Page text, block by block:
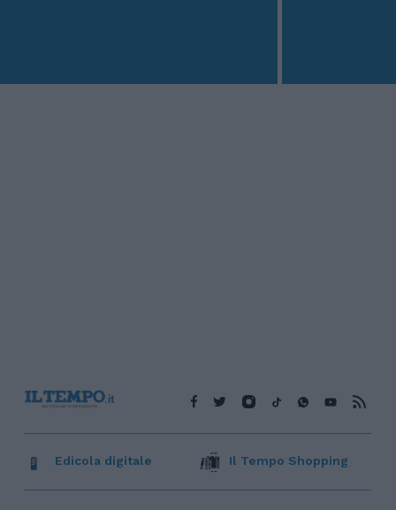
Edicola digitale Il Tempo Shopping